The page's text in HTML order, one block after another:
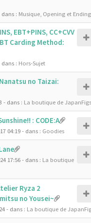
dans : Musique, Opening et Ending
EBT+PINS, CC+CVV
Carding Method:
dans : Hors-Sujet
no Taizai:
- dans : La boutique de JapanFigs
: CODE:A
04:19- dans : Goodies
17:56- dans : La boutique
Ryza 2
no Yousei~
- dans : La boutique de